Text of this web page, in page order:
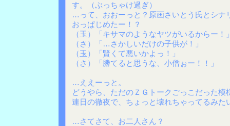
す。（ぶっちゃけ過ぎ）
…って、おおーっと？原画さいとう氏とシナ
おっぱじめたー！？
（玉）「キサマのようなヤツがいるからー！
（さ）「…さかしいだけの子供が！」
（玉）「賢くて悪いかよっ！」
（さ）「勝てると思うな、小僧ぉー！！」
…ええーっと。
どうやら、ただのＺＧトークごっこだった模
連日の徹夜で、ちょっと壊れちゃってるみた
…さてさて、お二人さん？